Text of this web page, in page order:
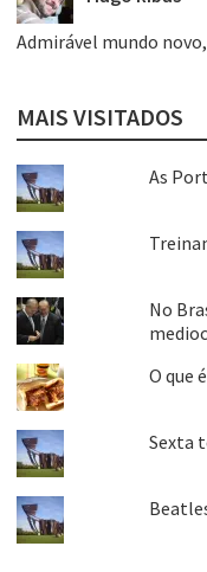
Admirável mundo
MAIS VISITADOS
As
No
O que
Sexta